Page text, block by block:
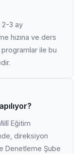
2-3 ay
hızına ve ders
ile bu
Eğitim
direksiyon
Denetleme Şube